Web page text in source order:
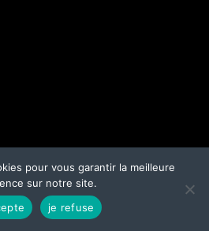
pour vous garantir la meilleure
sur notre site.
je refuse